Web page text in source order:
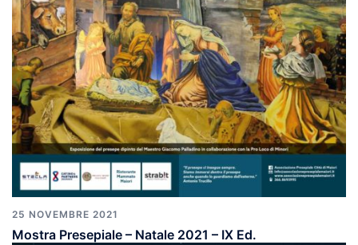
25 NOVEMBRE 2021
Mostra Presepiale – Natale 2021 – IX Ed.